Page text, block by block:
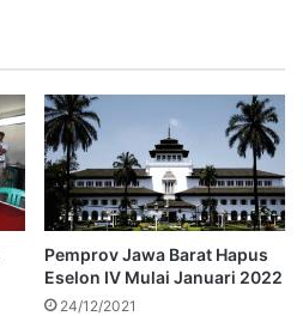
Pemprov Jawa Barat Hapus
Eselon IV Mulai Januari 2022
24/12/2021